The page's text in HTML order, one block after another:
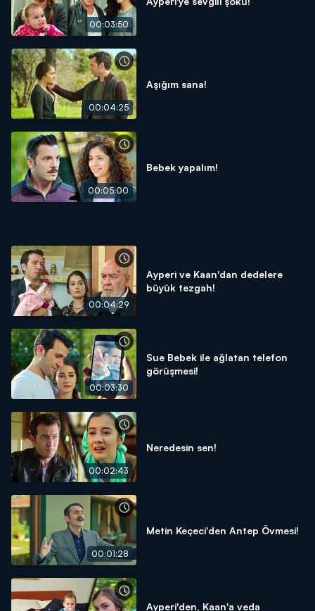
00:03:50
00:04:25
Aşığım sana!
00:05:00
Bebek yapalım!
00:04:29
Ayperi ve Kaan'dan dedelere
büyük tezgah!
00:03:30
Sue Bebek ile ağlatan telefon
görüşmesi!
00:02:43
Neredesin sen!
00:01:28
Metin Keçeci'den Antep Övmesi!
Ayperi'den, Kaan'a veda